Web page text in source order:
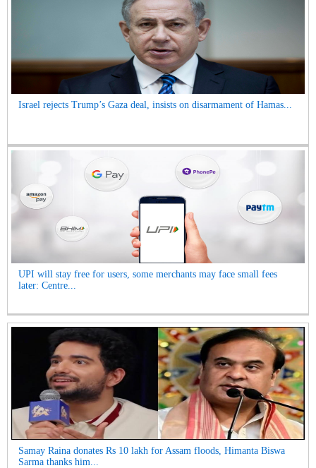
Israel rejects Trump’s Gaza deal, insists on disarmament of Hamas...
UPI will stay free for users, some merchants may face small fees
later: Centre...
Samay Raina donates Rs 10 lakh for Assam floods, Himanta Biswa
Sarma thanks him...